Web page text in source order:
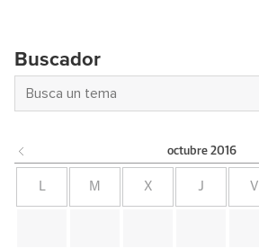
Buscador
octubre 2016
L M X J V